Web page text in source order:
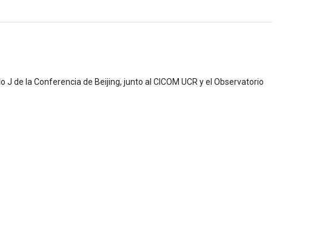
de la Conferencia de Beijing, junto al CICOM UCR y el Observatorio